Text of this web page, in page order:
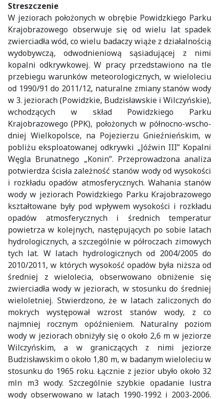
Streszczenie
W jeziorach położonych w obrębie Powidzkiego Parku
Krajobrazowego obserwuje się od wielu lat spadek
zwierciadła wód, co wielu badaczy wiąże z działalnością
wydobywczą, odwodnieniową sąsiadującej z nimi
kopalni odkrywkowej. W pracy przedstawiono na tle
przebiegu warunków meteorologicznych, w wieloleciu
od 1990/91 do 2011/12, naturalne zmiany stanów wody
w 3. jeziorach (Powidzkie, Budzisławskie i Wilczyńskie),
wchodzących w skład Powidzkiego Parku
Krajobrazowego (PPK), położonych w północno-wscho-
dniej Wielkopolsce, na Pojezierzu Gnieźnieńskim, w
pobliżu eksploatowanej odkrywki „Jóźwin III” Kopalni
Węgla Brunatnego „Konin”. Przeprowadzona analiza
potwierdza ścisła zależność stanów wody od wysokości
i rozkładu opadów atmosferycznych. Wahania stanów
wody w jeziorach Powidzkiego Parku Krajobrazowego
kształtowane były pod wpływem wysokości i rozkładu
opadów atmosferycznych i średnich temperatur
powietrza w kolejnych, następujących po sobie latach
hydrologicznych, a szczególnie w półroczach zimowych
tych lat. W latach hydrologicznych od 2004/2005 do
2010/2011, w których wysokość opadów była niższa od
średniej z wielolecia, obserwowano obniżenie się
zwierciadła wody w jeziorach, w stosunku do średniej
wieloletniej. Stwierdzono, że w latach zaliczonych do
mokrych występował wzrost stanów wody, z co
najmniej rocznym opóźnieniem. Naturalny poziom
wody w jeziorach obniżyły się o około 2,6 m w jeziorze
Wilczyńskim, a w graniczących z nimi jeziorze
Budzisławskim o około 1,80 m, w badanym wieloleciu w
stosunku do 1965 roku. Łącznie z jezior ubyło około 32
mln m3 wody. Szczególnie szybkie opadanie lustra
wody obserwowano w latach 1990-1992 i 2003-2006.